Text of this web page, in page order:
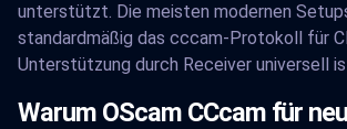
unterstützt. Die meisten modernen
standardmäßig das cccam-Protokoll für
Unterstützung durch Receiver universell
Warum OScam CCcam für